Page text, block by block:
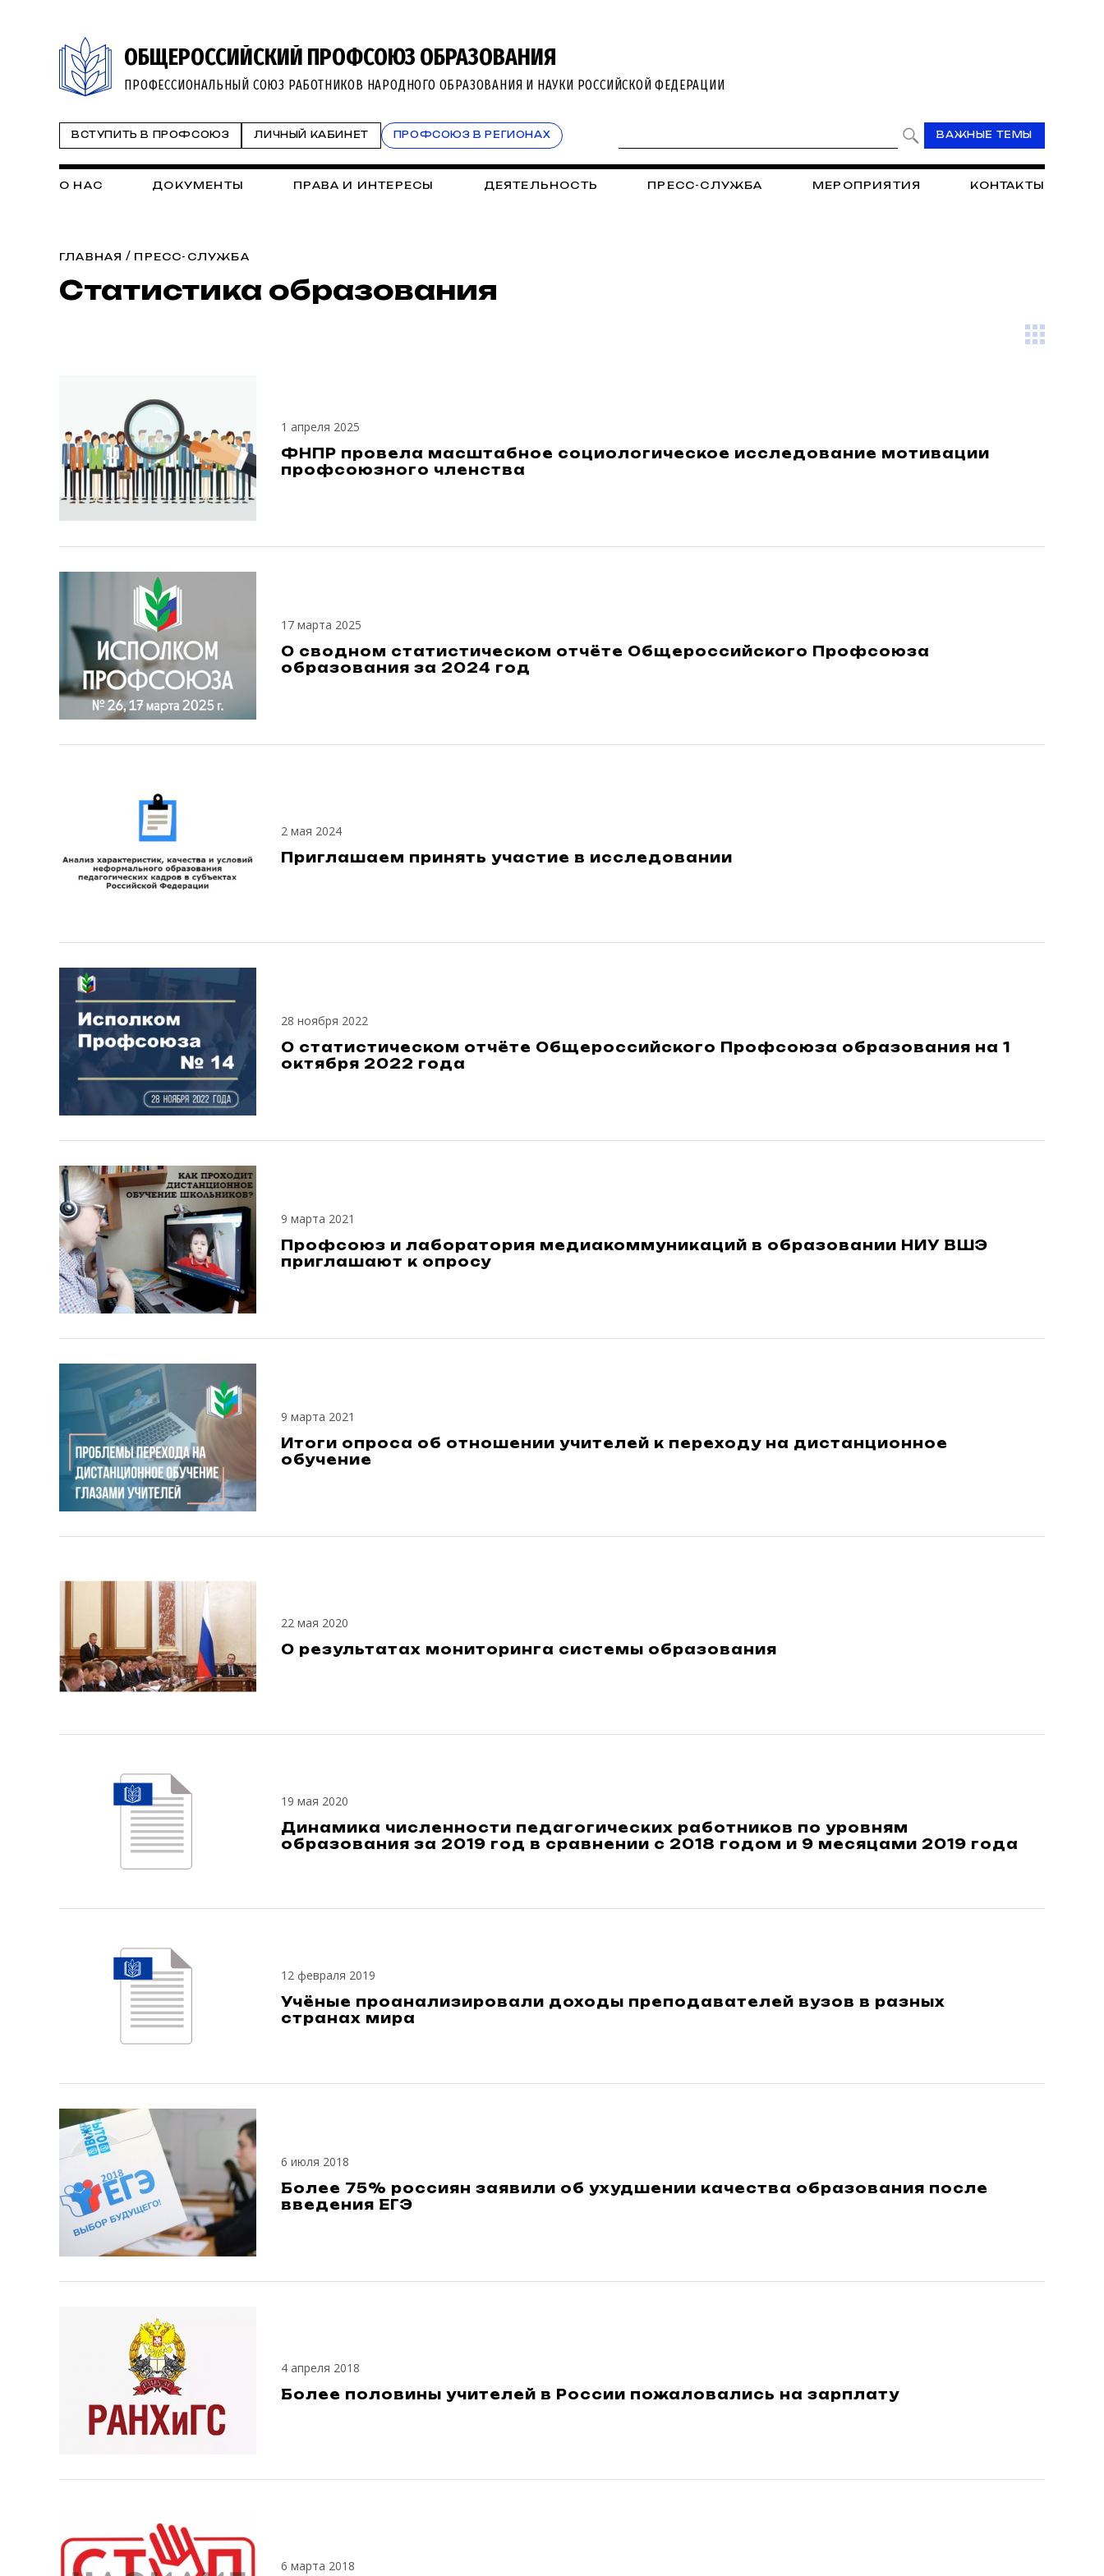
ОБЩЕРОССИЙСКИЙ ПРОФСОЮЗ ОБРАЗОВАНИЯ
ПРОФЕССИОНАЛЬНЫЙ СОЮЗ РАБОТНИКОВ НАРОДНОГО ОБРАЗОВАНИЯ И НАУКИ РОССИЙСКОЙ ФЕДЕРАЦИИ
ВСТУПИТЬ В ПРОФСОЮЗ ЛИЧНЫЙ КАБИНЕТ ПРОФСОЮЗ В РЕГИОНАХ ВАЖНЫЕ ТЕМЫ
О НАС ДОКУМЕНТЫ ПРАВА И ИНТЕРЕСЫ ДЕЯТЕЛЬНОСТЬ ПРЕСС-СЛУЖБА МЕРОПРИЯТИЯ КОНТАКТЫ
ГЛАВНАЯ / ПРЕСС-СЛУЖБА
Статистика образования
1 апреля 2025
ФНПР провела масштабное социологическое исследование мотивации
профсоюзного членства
17 марта 2025
О сводном статистическом отчёте Общероссийского Профсоюза
образования за 2024 год
2 мая 2024
Приглашаем принять участие в исследовании
28 ноября 2022
О статистическом отчёте Общероссийского Профсоюза образования на 1
октября 2022 года
9 марта 2021
Профсоюз и лаборатория медиакоммуникаций в образовании НИУ ВШЭ
приглашают к опросу
9 марта 2021
Итоги опроса об отношении учителей к переходу на дистанционное
обучение
22 мая 2020
О результатах мониторинга системы образования
19 мая 2020
Динамика численности педагогических работников по уровням
образования за 2019 год в сравнении с 2018 годом и 9 месяцами 2019 года
12 февраля 2019
Учёные проанализировали доходы преподавателей вузов в разных
странах мира
6 июля 2018
Более 75% россиян заявили об ухудшении качества образования после
введения ЕГЭ
4 апреля 2018
Более половины учителей в России пожаловались на зарплату
6 марта 2018